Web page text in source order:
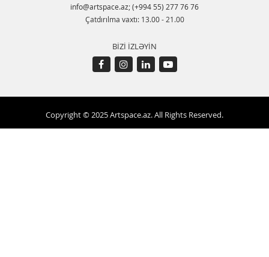
info@artspace.az; (+994 55) 277 76 76
Çatdırılma vaxtı: 13.00 - 21.00
BİZİ İZLƏYİN
Copyright © 2025 Artspace.az. All Rights Reserved.